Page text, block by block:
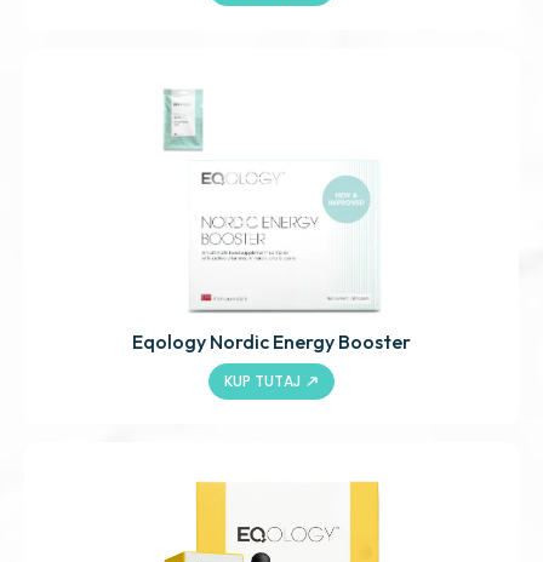
Eqology Nordic Energy Booster
KUP TUTAJ